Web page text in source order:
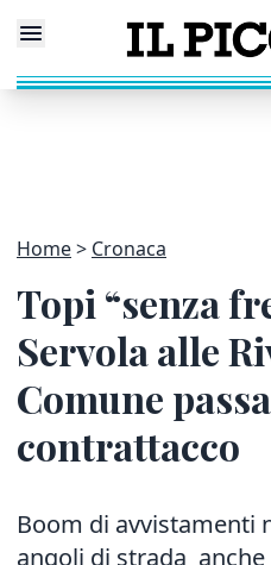
Home Cronaca
Topi “senza
Servola alle
Comune
contrattacco
Boom di avvistamenti
angoli di strada